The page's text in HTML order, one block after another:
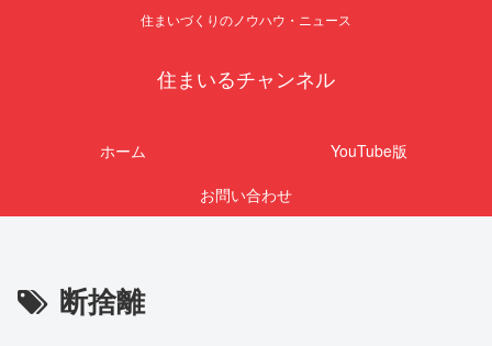
住まいづくりのノウハウ・ニュース
住まいるチャンネル
ホーム
YouTube版
お問い合わせ
断捨離